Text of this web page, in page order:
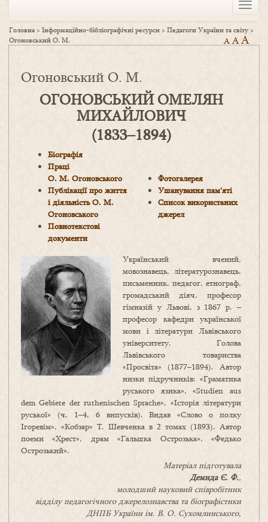
Toggle
Головна >Інформаційно-бібліографічні ресурси >Педагоги України та світу>
Огоновський О. М.
A AA
Огоновський О. М.
ОГОНОВСЬКИЙ ОМЕЛЯН
МИХАЙЛОВИЧ
(1833–1894)
Біографія
Праці
О. М. Огоновського
Публікації про життя
і діяльність О. М.
Огоновського
Повнотекстові
документи
Фотогалерея
Ушанування пам’яті
Список використаних
джерел
Український вчений,
мовознавець, літературознавець,
письменник, педагог, етнограф,
громадський діяч, професор
гімназій у Львові, з 1867 р. –
професор кафедри української
мови і літератури Львівського
університету. Голова
Львівського товариства
«Просвіта» (1877–1894). Автор
низки підручників: «Граматика
руського язика», «Studien aus
dem Gebiete der ruthenischen Sprache», «Історія літератури
руської» (ч. 1–4, 6 випусків). Видав «Слово о полку
Ігоревім», «Кобзар» Т. Шевченка в 2 томах (1893). Автор
поеми «Хрест», драм «Гальшка Острозька», «Федько
Острозький».
Матеріал підготувала
Демида Є. Ф.,
молодший науковий співробітник
відділу педагогічного джерелознавства та біографістики
ДНПБ України ім. В. О. Сухомлинського,